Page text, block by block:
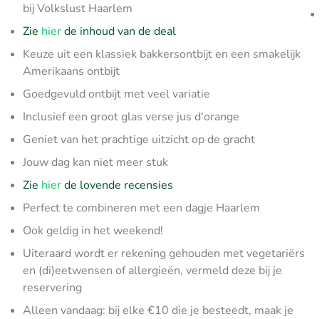
bij Volkslust Haarlem
Zie hierde inhoud van de deal
Keuze uit een klassiek bakkersontbijt en een smakelijk
Amerikaans ontbijt
Goedgevuld ontbijt met veel variatie
Inclusief een groot glas verse jus d'orange
Geniet van het prachtige uitzicht op de gracht
Jouw dag kan niet meer stuk
Zie hierde lovende recensies
Perfect te combineren met een dagje Haarlem
Ook geldig in het weekend!
Uiteraard wordt er rekening gehouden met vegetariërs
en (di)eetwensen of allergieën, vermeld deze bij je
reservering
Alleen vandaag: bij elke €10 die je besteedt, maak je